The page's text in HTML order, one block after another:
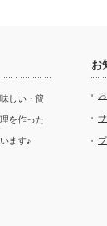
しい・簡
を作った
ます♪
お